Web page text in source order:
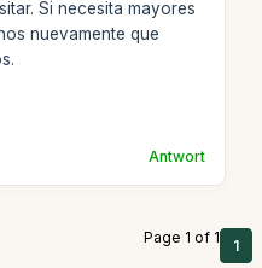
Si necesita mayores
nuevamente que
Antwort
Page 1 of 1 1